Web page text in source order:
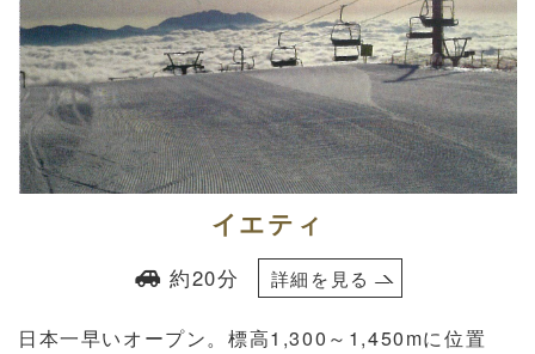
イエティ
約20分 詳細を見る
日本一早いオープン。標高1,300～1,450mに位置